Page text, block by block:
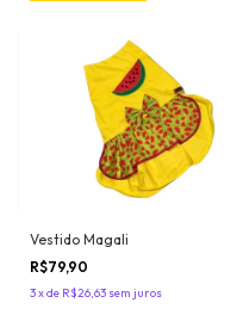
Vestido Magali
R$79,90
3xde R$26,63 sem juros